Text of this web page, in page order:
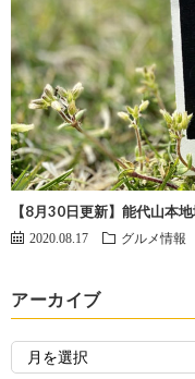
【8月30日更新】能代山本
2020.08.17 グルメ情報
アーカイブ